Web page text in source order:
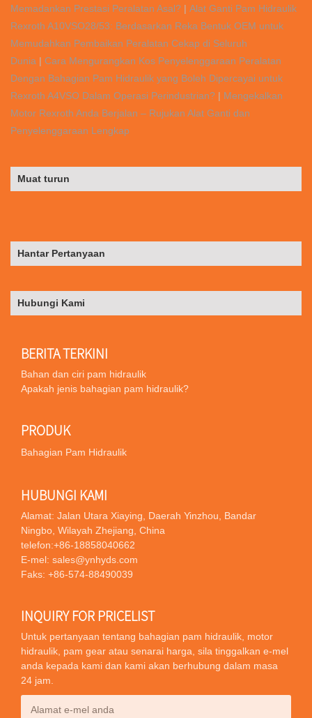
Memadankan Prestasi Peralatan Asal? | Alat Ganti Pam Hidraulik
Rexroth A10VSO28/53: Berdasarkan Reka Bentuk OEM untuk
Memudahkan Pembaikan Peralatan Cekap di Seluruh
Dunia | Cara Mengurangkan Kos Penyelenggaraan Peralatan
Dengan Bahagian Pam Hidraulik yang Boleh Dipercayai untuk
Rexroth A4VSO Dalam Operasi Perindustrian? | Mengekalkan
Motor Rexroth Anda Berjalan – Rujukan Alat Ganti dan
Penyelenggaraan Lengkap
Muat turun
Hantar Pertanyaan
Hubungi Kami
BERITA TERKINI
Bahan dan ciri pam hidraulik
Apakah jenis bahagian pam hidraulik?
PRODUK
Bahagian Pam Hidraulik
HUBUNGI KAMI
Alamat: Jalan Utara Xiaying, Daerah Yinzhou, Bandar
Ningbo, Wilayah Zhejiang, China
telefon:+86-18858040662
E-mel: sales@ynhyds.com
Faks: +86-574-88490039
INQUIRY FOR PRICELIST
Untuk pertanyaan tentang bahagian pam hidraulik, motor
hidraulik, pam gear atau senarai harga, sila tinggalkan e-mel
anda kepada kami dan kami akan berhubung dalam masa
24 jam.